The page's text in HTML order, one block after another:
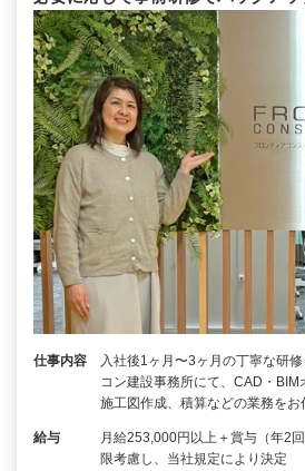
仕事内容
入社後1ヶ月〜3ヶ月の丁寧な研
コン建設事務所にて、CAD・BIM
施工図作成、積算などの業務を
給与
月給253,000円以上＋賞与（年2
限考慮し、当社規定により決定